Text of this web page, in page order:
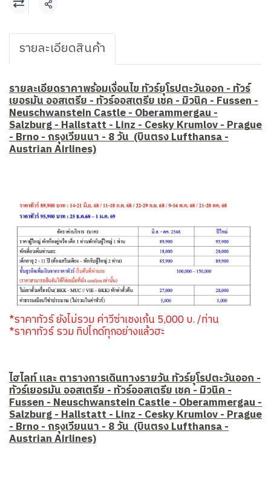
แชร์
รายละเอียดสินค้า
รายละเอียดราคาพร้อมเงื่อนไข ทัวร์ยุโรปตะวันออก - ทัวร์
เยอรมัน ออสเตรีย - ทัวร์ออสเตรีย เชค - มิวนิค - Fussen -
Neuschwanstein Castle - Oberammergau -
Salzburg - Hallstatt - Linz - Cesky Krumlov - Prague
- Brno - กรุงเวียนนา - 8 วัน (บินตรง Lufthansa -
Austrian Airlines)
*ราคาทัวร์ ยังไม่รวม ค่าวีซ่าเชงเก้น 5,000 บ. /ท่าน
*ราคาทัวร์ รวม ทิปไกด์ทุกอย่างแล้วฮะ
ไฮไลท์ และ ตารางการเดินทางรายวัน ทัวร์ยุโรปตะวันออก -
ทัวร์เยอรมัน ออสเตรีย - ทัวร์ออสเตรีย เชค - มิวนิค -
Fussen - Neuschwanstein Castle - Oberammergau -
Salzburg - Hallstatt - Linz - Cesky Krumlov - Prague
- Brno - กรุงเวียนนา - 8 วัน (บินตรง Lufthansa -
Austrian Airlines)